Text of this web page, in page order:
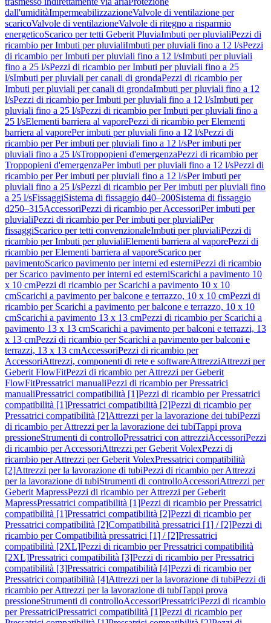
dall'umiditàImpermeabilizzazioneValvole di ventilazione per
scaricoValvole di ventilazioneValvole di ritegno a risparmio
energeticoScarico per tetti Geberit PluviaImbuti per pluvialiPezzi di
ricambio per Imbuti per pluvialiImbuti per pluviali fino a 12 l/sPezzi
di ricambio per Imbuti per pluviali fino a 12 l/sImbuti per pluviali
fino a 25 l/sPezzi di ricambio per Imbuti per pluviali fino a 25
l/sImbuti per pluviali per canali di grondaPezzi di ricambio per
Imbuti per pluviali per canali di grondaImbuti per pluviali fino a 12
l/sPezzi di ricambio per Imbuti per pluviali fino a 12 l/sImbuti per
pluviali fino a 25 l/sPezzi di ricambio per Imbuti per pluviali fino a
25 l/sElementi barriera al vaporePezzi di ricambio per Elementi
barriera al vaporePer imbuti per pluviali fino a 12 l/sPezzi di
ricambio per Per imbuti per pluviali fino a 12 l/sPer imbuti per
pluviali fino a 25 l/sTroppopieni d'emergenzaPezzi di ricambio per
Troppopieni d'emergenzaPer imbuti per pluviali fino a 12 l/sPezzi di
ricambio per Per imbuti per pluviali fino a 12 l/sPer imbuti per
pluviali fino a 25 l/sPezzi di ricambio per Per imbuti per pluviali fino
a 25 l/sFissaggiSistema di fissaggio d40–200Sistema di fissaggio
d250–315AccessoriPezzi di ricambio per AccessoriPer imbuti per
pluvialiPezzi di ricambio per Per imbuti per pluvialiPer
fissaggiScarico per tetti convenzionaleImbuti per pluvialiPezzi di
ricambio per Imbuti per pluvialiElementi barriera al vaporePezzi di
ricambio per Elementi barriera al vaporeScarico per
pavimentoScarico pavimento per interni ed esterniPezzi di ricambio
per Scarico pavimento per interni ed esterniScarichi a pavimento 10
x 10 cmPezzi di ricambio per Scarichi a pavimento 10 x 10
cmScarichi a pavimento per balcone e terrazzo, 10 x 10 cmPezzi di
ricambio per Scarichi a pavimento per balcone e terrazzo, 10 x 10
cmScarichi a pavimento 13 x 13 cmPezzi di ricambio per Scarichi a
pavimento 13 x 13 cmScarichi a pavimento per balconi e terrazzi, 13
x 13 cmPezzi di ricambio per Scarichi a pavimento per balconi e
terrazzi, 13 x 13 cmAccessoriPezzi di ricambio per
AccessoriAttrezzi, componenti di rete e softwareAttrezziAttrezzi per
Geberit FlowFitPezzi di ricambio per Attrezzi per Geberit
FlowFitPressatrici manualiPezzi di ricambio per Pressatrici
manualiPressatrici compatibilità [1]Pezzi di ricambio per Pressatrici
compatibilità [1]Pressatrici compatibilità [2]Pezzi di ricambio per
Pressatrici compatibilità [2]Attrezzi per la lavorazione dei tubiPezzi
di ricambio per Attrezzi per la lavorazione dei tubiTappi prova
pressioneStrumenti di controlloPressatrici con attrezziAccessoriPezzi
di ricambio per AccessoriAttrezzi per Geberit VolexPezzi di
ricambio per Attrezzi per Geberit VolexPressatrici compatibilità
[2]Attrezzi per la lavorazione di tubiPezzi di ricambio per Attrezzi
per la lavorazione di tubiStrumenti di controlloAccessoriAttrezzi per
Geberit MapressPezzi di ricambio per Attrezzi per Geberit
MapressPressatrici compatibilità [1]Pezzi di ricambio per Pressatrici
compatibilità [1]Pressatrici compatibilità [2]Pezzi di ricambio per
Pressatrici compatibilità [2]Compatibilità pressatrici [1] / [2]Pezzi di
ricambio per Compatibilità pressatrici [1] / [2]Pressatrici
compatibilità [2XL]Pezzi di ricambio per Pressatrici compatibilità
[2XL]Pressatrici compatibilità [3]Pezzi di ricambio per Pressatrici
compatibilità [3]Pressatrici compatibilità [4]Pezzi di ricambio per
Pressatrici compatibilità [4]Attrezzi per la lavorazione di tubiPezzi di
ricambio per Attrezzi per la lavorazione di tubiTappi prova
pressioneStrumenti di controlloAccessoriPressatriciPezzi di ricambio
per PressatriciPressatrici compatibilità [1]Pezzi di ricambio per